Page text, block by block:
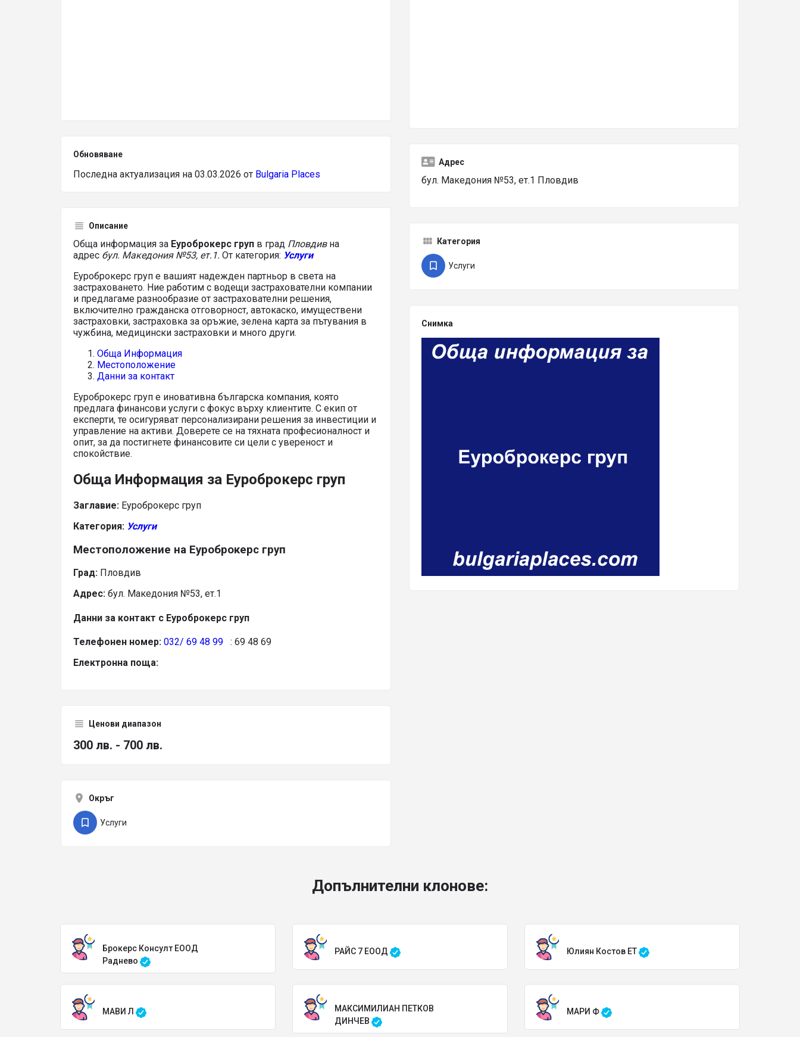
Обновяване
Последна актуализация на 03.03.2026 от Bulgaria Places
Описание
Обща информация за Еуроброкерс груп в град Пловдив на
адрес бул. Македония №53, ет.1. От категория: Услуги
Еуроброкерс груп е вашият надежден партньор в света на
застраховането. Ние работим с водещи застрахователни компании
и предлагаме разнообразие от застрахователни решения,
включително гражданска отговорност, автокаско, имуществени
застраховки, застраховка за оръжие, зелена карта за пътувания в
чужбина, медицински застраховки и много други.
Обща Информация
Местоположение
Данни за контакт
Еуроброкерс груп е иновативна българска компания, която
предлага финансови услуги с фокус върху клиентите. С екип от
експерти, те осигуряват персонализирани решения за инвестиции и
управление на активи. Доверете се на тяхната професионалност и
опит, за да постигнете финансовите си цели с увереност и
спокойствие.
Обща Информация за Еуроброкерс груп
Заглавие: Еуроброкерс груп
Категория: Услуги
Местоположение на Еуроброкерс груп
Град: Пловдив
Адрес: бул. Македония №53, ет.1
Данни за контакт с Еуроброкерс груп
Телефонен номер: 032/ 69 48 99 : 69 48 69
Електронна поща:
Ценови диапазон
300 лв. - 700 лв.
Окръг
Услуги
Адрес
бул. Македония №53, ет.1 Пловдив
Категория
Услуги
Снимка
Допълнителни клонове:
Брокерс Консулт ЕООД
Раднево
РАЙС 7 ЕООД Юлиян Костов ЕТ
МАВИ Л
МАКСИМИЛИАН ПЕТКОВ
ДИНЧЕВ
МАРИ Ф